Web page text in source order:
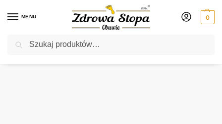
MENU 0
Rabat ⚡ 5% kod: ZDROWASTOPA (na obuwie poza promocją)